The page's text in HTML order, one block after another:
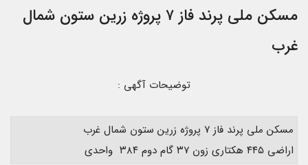
مسکن ملی پرند فاز ۷ پروژه زرین ستون شمال
غرب
توضیحات آگهی :
مسکن ملی پرند فاز ۷ پروژه زرین ستون شمال غرب
اراضی ۴۴۵ هکتاری زون ۳۷ گام دوم ۳۸۴ واحدی